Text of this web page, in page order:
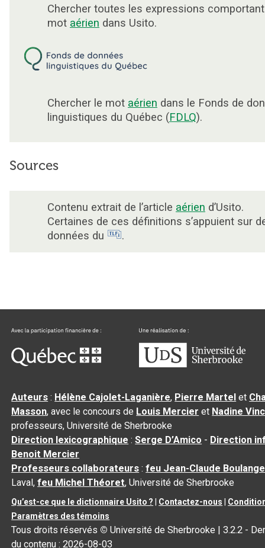
Chercher toutes les expressions
mot aérien dans Usito.
Chercher le mot aérien dans le Fonds de
linguistiques du Québec (FDLQ).
Sources
Contenu extrait de l’article aérien d’Usito.
Certaines de ces définitions s’appuient sur
données du
.
Auteurs : Hélène Cajolet-Laganière, Pierre Martel et
Masson, avec le concours de Louis Mercier et Nadine
professeurs, Université de Sherbrooke
Direction lexicographique :Serge D’Amico - Direction
Benoit Mercier
Professeurs collaborateurs :feu Jean-Claude
Laval,feu Michel Théoret, Université de Sherbrooke
Qu’est-ce que le dictionnaire Usito ? Contactez-nous
Paramètres des témoins
Tous droits réservés © Université de Sherbrooke |3.2.2 -
du contenu :2026-08-03